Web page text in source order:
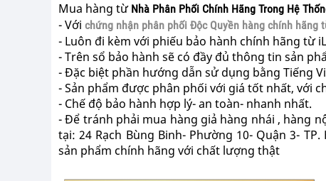
Mua hàng từ Nhà Phân Phối Chính Hãng Trong Hệ
- Với chứng nhận phân phối Độc Quyền hàng chính hãng
- Luôn đi kèm với phiếu bảo hành chính hãng từ
- Trên sổ bảo hành sẽ có đầy đủ thông tin sản
- Đặc biệt phần hướng dẫn sử dụng bằng Tiếng
- Sản phẩm được phân phối với giá tốt nhất, với
- Chế độ bảo hành hợp lý- an toàn- nhanh nhất.
- Để tránh phải mua hàng giả hàng nhái , hàng
tại: 24 Rạch Bùng Binh- Phường 10- Quận 3-
sản phẩm chính hãng với chất lượng thật